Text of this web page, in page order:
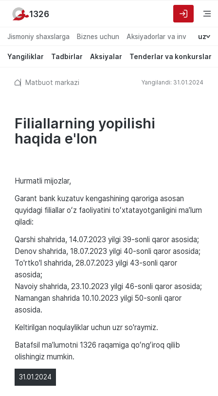
Jismoniy shaxslarga Biznes uchun Aksiyadorlar va investorlarga
uz
Yangiliklar Tadbirlar Aksiyalar Tenderlar va konkurslar
1326
Matbuot markazi Yangilandi: 31.01.2024
Filiallarning yopilishi
haqida e'lon
31.01.2024
Hurmatli mijozlar,
Garant bank kuzatuv kengashining qaroriga asosan
quyidagi filiallar oʻz faoliyatini toʻxtatayotganligini maʼlum
qiladi:
Qarshi shahrida, 14.07.2023 yilgi 39-sonli qaror asosida;
Denov shahrida, 18.07.2023 yilgi 40-sonli qaror asosida;
To'rtko'l shahrida, 28.07.2023 yilgi 43-sonli qaror
asosida;
Navoiy shahrida, 23.10.2023 yilgi 46-sonli qaror asosida;
Namangan shahrida 10.10.2023 yilgi 50-sonli qaror
asosida.
Keltirilgan noqulayliklar uchun uzr so'raymiz.
Batafsil maʼlumotni 1326 raqamiga qoʻngʻiroq qilib
olishingiz mumkin.